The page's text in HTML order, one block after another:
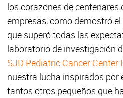
los corazones de centenares
empresas, como demostró
que superó todas las
laboratorio de investigación
SJD Pediatric Cancer Center
nuestra lucha inspirados por
tantos otros pequeños que